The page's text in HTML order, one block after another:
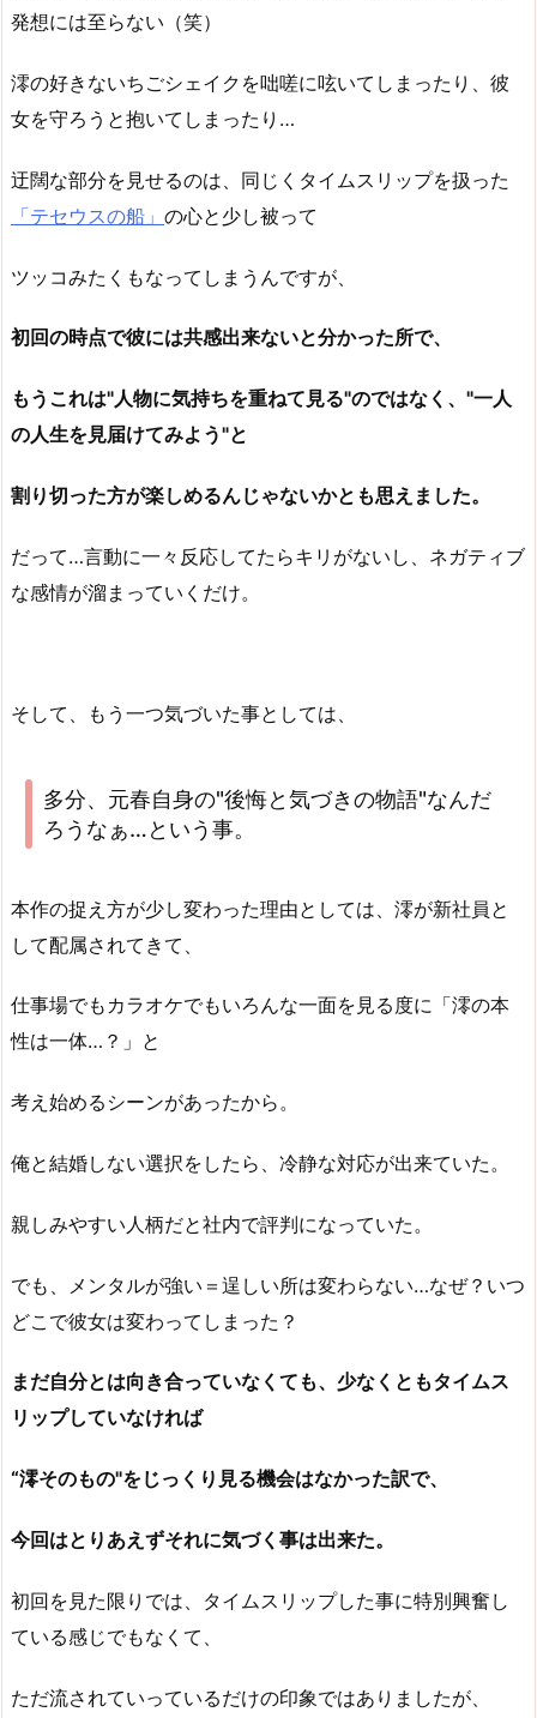
発想には至らない（笑）
澪の好きないちごシェイクを咄嗟に呟いてしまったり、彼
女を守ろうと抱いてしまったり…
迂闊な部分を見せるのは、同じくタイムスリップを扱った
「テセウスの船」 の心と少し被って
ツッコみたくもなってしまうんですが、
初回の時点で彼には共感出来ないと分かった所で、
もうこれは"人物に気持ちを重ねて見る"のではなく、"一人
の人生を見届けてみよう"と
割り切った方が楽しめるんじゃないかとも思えました。
だって…言動に一々反応してたらキリがないし、ネガティブ
な感情が溜まっていくだけ。
そして、もう一つ気づいた事としては、
多分、元春自身の"後悔と気づきの物語"なんだ
ろうなぁ…という事。
本作の捉え方が少し変わった理由としては、澪が新社員と
して配属されてきて、
仕事場でもカラオケでもいろんな一面を見る度に「澪の本
性は一体…？」と
考え始めるシーンがあったから。
俺と結婚しない選択をしたら、冷静な対応が出来ていた。
親しみやすい人柄だと社内で評判になっていた。
でも、メンタルが強い＝逞しい所は変わらない…なぜ？いつ
どこで彼女は変わってしまった？
まだ自分とは向き合っていなくても、少なくともタイムス
リップしていなければ
“澪そのもの"をじっくり見る機会はなかった訳で、
今回はとりあえずそれに気づく事は出来た。
初回を見た限りでは、タイムスリップした事に特別興奮し
ている感じでもなくて、
ただ流されていっているだけの印象ではありましたが、